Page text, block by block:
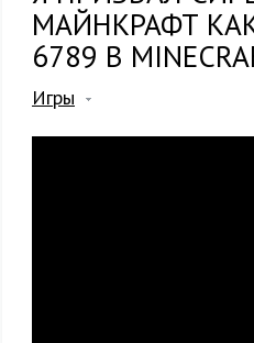
МАЙНКРАФТ КАК
6789 В
Игры